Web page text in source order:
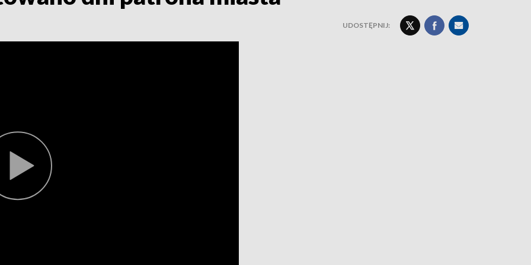
UDOSTĘPNIJ: